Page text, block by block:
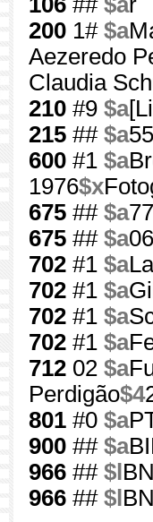
200 1# $a
Aezeredo
Claudia
210 #9 $a
215 ## $a
600 #1 $a
1976$x
675 ## $a
675 ## $a
702 #1 $a
702 #1 $a
702 #1 $a
702 #1 $a
712 02 $a
Perdigão$4
801 #0 $a
900 ## $a
966 ## $l BN
966 ## $l BN